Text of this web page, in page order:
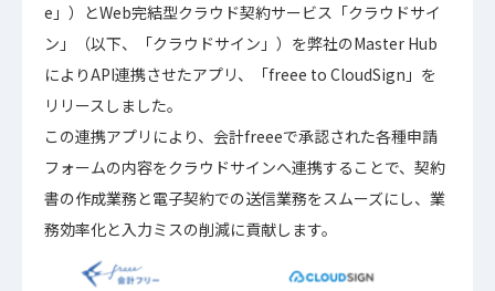
e」）とWeb完結型クラウド契約サービス「クラウドサイ
ン」（以下、「クラウドサイン」）を弊社のMaster Hub
によりAPI連携させたアプリ、「freee to CloudSign」を
リリースしました。
この連携アプリにより、会計freeeで承認された各種申請
フォームの内容をクラウドサインへ連携することで、契約
書の作成業務と電子契約での送信業務をスムーズにし、業
務効率化と入力ミスの削減に貢献します。